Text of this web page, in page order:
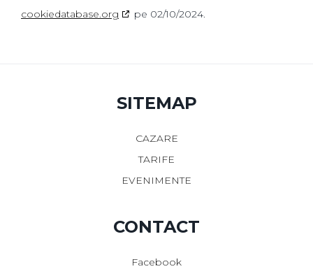
cookiedatabase.org
pe 02/10/2024.
SITEMAP
CAZARE
TARIFE
EVENIMENTE
CONTACT
Facebook